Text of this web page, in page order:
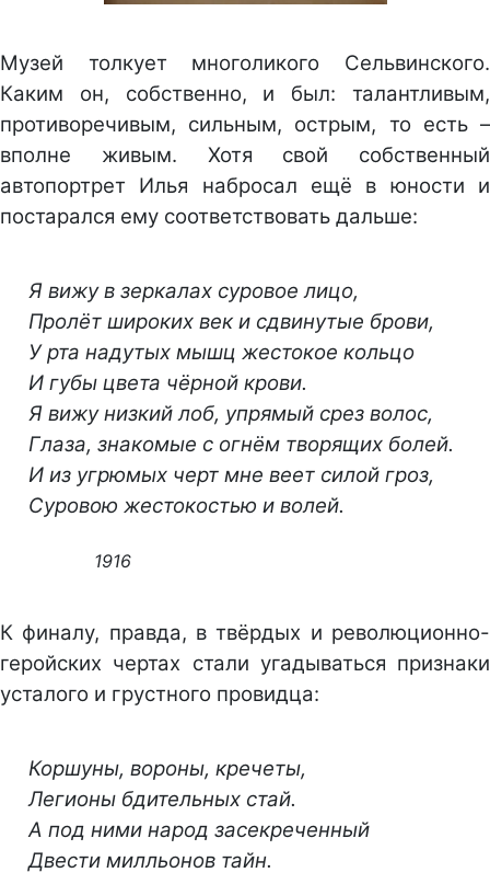
Музей толкует многоликого Сельвинского.
Каким он, собственно, и был: талантливым,
противоречивым, сильным, острым, то есть –
вполне живым. Хотя свой собственный
автопортрет Илья набросал ещё в юности и
постарался ему соответствовать дальше:
Я вижу в зеркалах суровое лицо,
Пролёт широких век и сдвинутые брови,
У рта надутых мышц жестокое кольцо
И губы цвета чёрной крови.
Я вижу низкий лоб, упрямый срез волос,
Глаза, знакомые с огнём творящих болей.
И из угрюмых черт мне веет силой гроз,
Суровою жестокостью и волей.
1916
К финалу, правда, в твёрдых и революционно-
геройских чертах стали угадываться признаки
усталого и грустного провидца:
Коршуны, вороны, кречеты,
Легионы бдительных стай.
А под ними народ засекреченный
Двести милльонов тайн.